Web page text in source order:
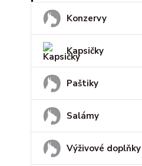
Konzervy
Kapsičky
Paštiky
Salámy
Výživové doplňky